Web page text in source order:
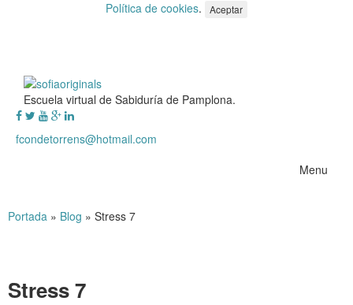
Política de cookies. Aceptar
Escuela virtual de Sabiduría de Pamplona.
fcondetorrens@hotmail.com
Menu
Portada » Blog » Stress 7
Stress 7